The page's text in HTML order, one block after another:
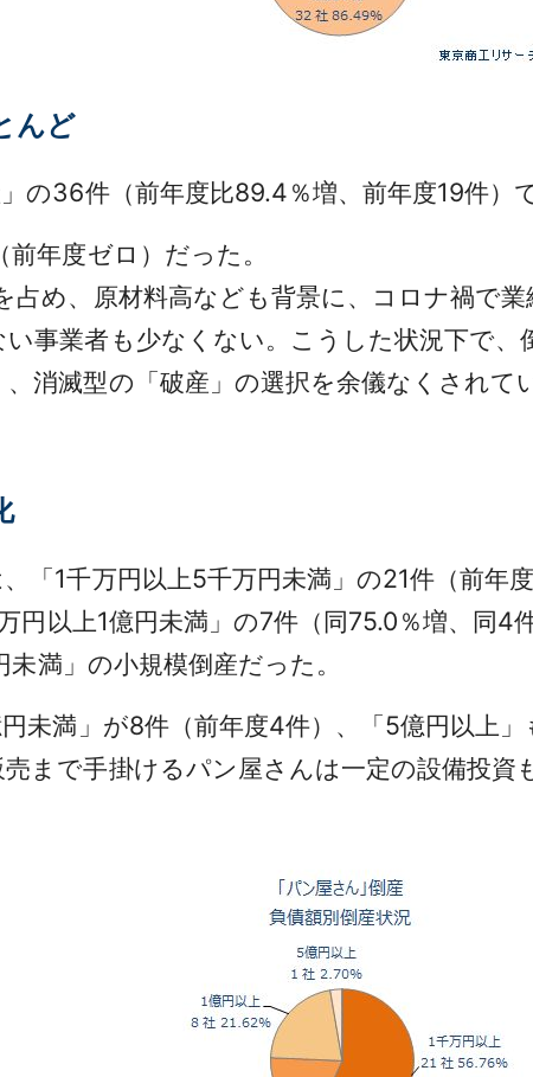
んど
の36件（前年度比89.4％増、前年度19件）
年度ゼロ）だった。
め、原材料高なども背景に、コロナ禍で
事業者も少なくない。こうした状況下で
消滅型の「破産」の選択を余儀なくされて
「1千万円以上5千万円未満」の21件（前年
円以上1億円未満」の7件（同75.0％増、同
満」の小規模倒産だった。
未満」が8件（前年度4件）、「5億円以上」
まで手掛けるパン屋さんは一定の設備投資